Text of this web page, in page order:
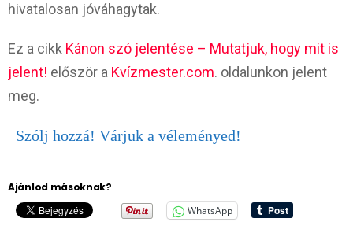
hivatalosan jóváhagytak.
Ez a cikk Kánon szó jelentése – Mutatjuk, hogy mit is
jelent! először a Kvízmester.com. oldalunkon jelent
meg.
Szólj hozzá! Várjuk a véleményed!
Ajánlod másoknak?
WhatsApp